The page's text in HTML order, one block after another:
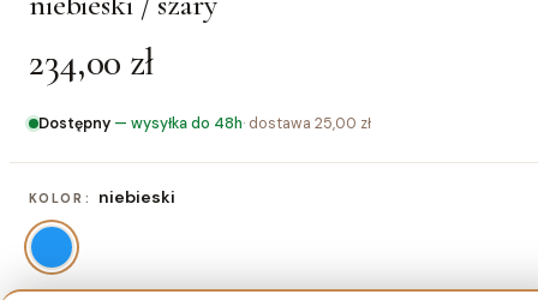
234,00 zł
Dostępny — wysyłka do 48h· dostawa 25,00 zł
KOLOR: niebieski